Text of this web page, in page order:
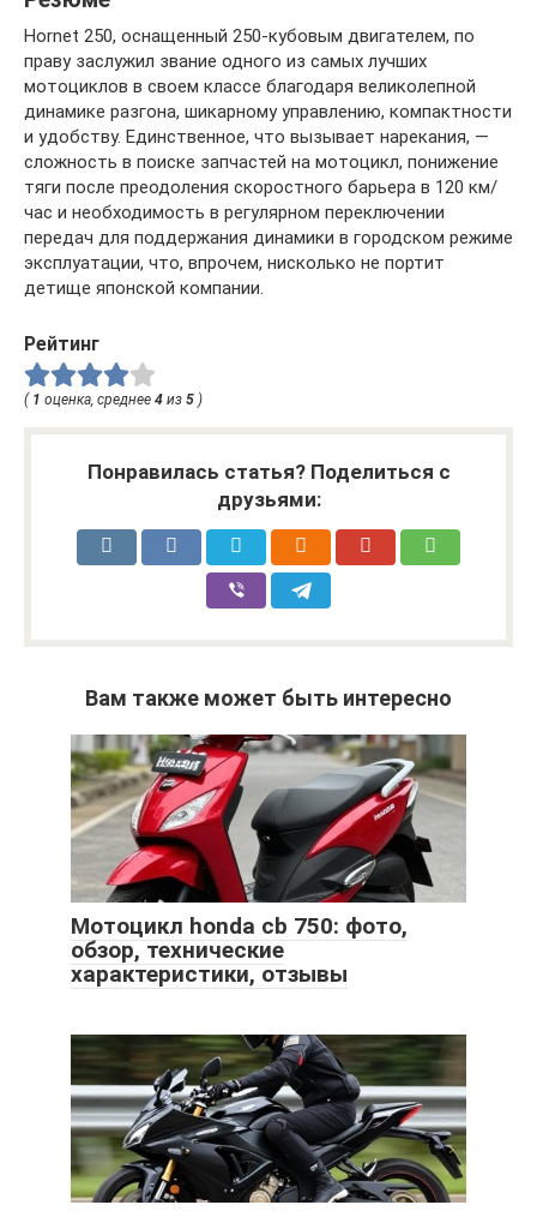
Hornet 250, оснащенный 250-кубовым двигателем, по
праву заслужил звание одного из самых лучших
мотоциклов в своем классе благодаря великолепной
динамике разгона, шикарному управлению, компактности
и удобству. Единственное, что вызывает нарекания, —
сложность в поиске запчастей на мотоцикл, понижение
тяги после преодоления скоростного барьера в 120 км/
час и необходимость в регулярном переключении
передач для поддержания динамики в городском режиме
эксплуатации, что, впрочем, нисколько не портит
детище японской компании.
Рейтинг
( 1 оценка, среднее 4 из 5 )
Понравилась статья? Поделиться с
друзьями:
Вам также может быть интересно
Мотоцикл honda cb 750: фото,
обзор, технические
характеристики, отзывы